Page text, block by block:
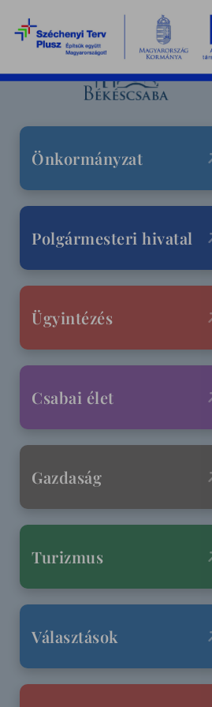
Önkormányzat
Polgármesteri hivatal
Ügyintézés
Csabai élet
Gazdaság
Turizmus
Választások